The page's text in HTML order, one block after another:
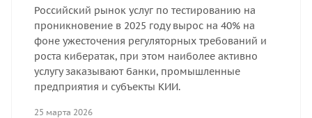
Российский рынок услуг по тестированию на
проникновение в 2025 году вырос на 40% на
фоне ужесточения регуляторных требований и
роста кибератак, при этом наиболее активно
услугу заказывают банки, промышленные
предприятия и субъекты КИИ.
25 марта 2026